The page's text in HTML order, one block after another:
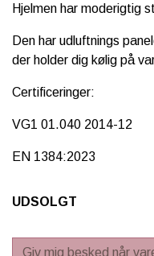
Hjelmen har moderigtig
Den har udluftnings
der holder dig kølig på
Certificeringer:
VG1 01.040 2014-12
EN 1384:2023
UDSOLGT
Giv mig besked når